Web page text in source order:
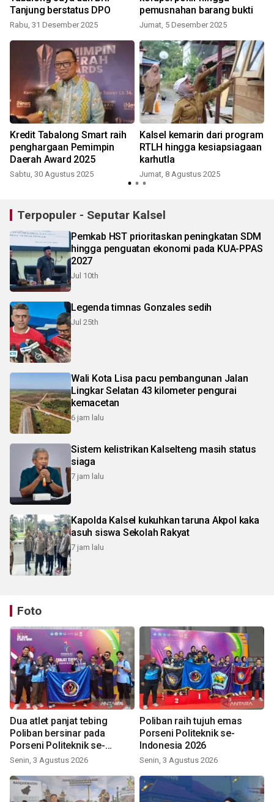
Tanjung berstatus DPO
Rabu, 31 Desember 2025
pemusnahan barang bukti
Jumat, 5 Desember 2025
Kredit Tabalong Smart raih
penghargaan Pemimpin
Daerah Award 2025
Sabtu, 30 Agustus 2025
Kalsel kemarin dari program
RTLH hingga kesiapsiagaan
karhutla
Jumat, 8 Agustus 2025
Terpopuler - Seputar Kalsel
Pemkab HST prioritaskan peningkatan SDM
hingga penguatan ekonomi pada KUA-PPAS
2027
Jul 10th
Legenda timnas Gonzales sedih
Jul 25th
Wali Kota Lisa pacu pembangunan Jalan
Lingkar Selatan 43 kilometer pengurai
kemacetan
6 jam lalu
Sistem kelistrikan Kalselteng masih status
siaga
7 jam lalu
Kapolda Kalsel kukuhkan taruna Akpol kaka
asuh siswa Sekolah Rakyat
7 jam lalu
Foto
Dua atlet panjat tebing
Poliban bersinar pada
Porseni Politeknik se-
Indonesia 2026
Senin, 3 Agustus 2026
Poliban raih tujuh emas
Porseni Politeknik se-
Indonesia 2026
Senin, 3 Agustus 2026